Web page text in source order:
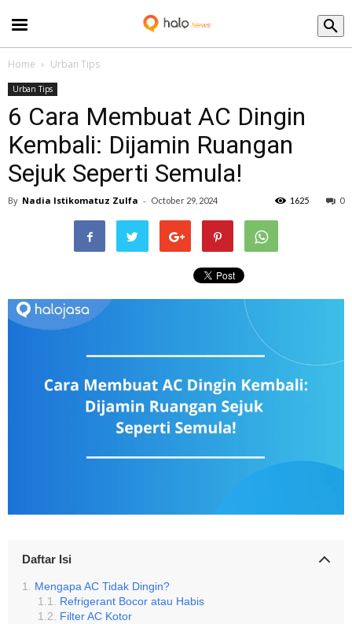
Home Urban Tips
Urban Tips
6 Cara Membuat AC Dingin
Kembali: Dijamin Ruangan
Sejuk Seperti Semula!
By Nadia Istikomatuz Zulfa - October 29, 2024 0
1625
Daftar Isi
Mengapa AC Tidak Dingin?
Refrigerant Bocor atau Habis
Filter AC Kotor